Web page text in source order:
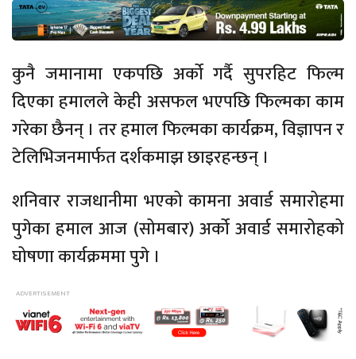
कुनै जमानामा एकपछि अर्को गर्दै सुपरहिट फिल्म
दिएका हमालले केही असफल भएपछि फिल्मका काम
गरेका छैनन् । तर हमाल फिल्मका कार्यक्रम, विज्ञापन र
टेलिभिजनमार्फत दर्शकमाझ छाइरहन्छन् ।
शनिवार राजधानीमा भएको कामना अवार्ड समारोहमा
पुगेका हमाल आज (सोमबार) अर्को अवार्ड समारोहको
घोषणा कार्यक्रममा पुगे ।